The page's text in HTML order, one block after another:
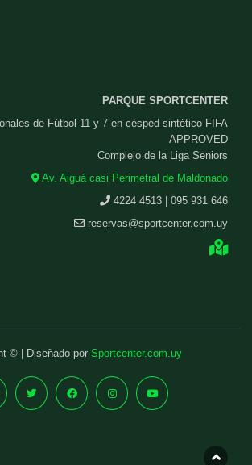
PARQUE SPORTCENTER
de Fútbol 11 y 7 en césped sintético FIFA
APPROVED
Complejo de la Liga Seniors
Av. Aiguá casi Perimetral de Maldonado
4224 4513 | 095 931 646
reservas@sportcenter.com.uy
© | Diseñado por Sportcenter.com.uy